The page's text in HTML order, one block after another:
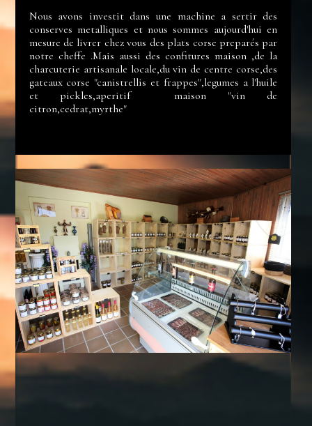
Nous avons investit dans une machine a sertir des
conserves metalliques et nous sommes aujourd'hui en
mesure de livrer chez vous des plats corse preparés par
notre cheffe .Mais aussi des confitures maison ,de la
charcuterie artisanale locale,du vin de centre corse,des
gateaux corse "canistrellis et frappes",legumes a l'huile
et pickles,aperitif maison "vin de
citron,cedrat,myrthe"